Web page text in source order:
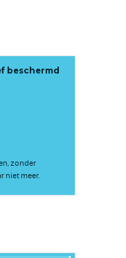
beschermd
zonder
niet meer.